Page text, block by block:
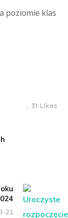
poziomie klas
31 Likes
21